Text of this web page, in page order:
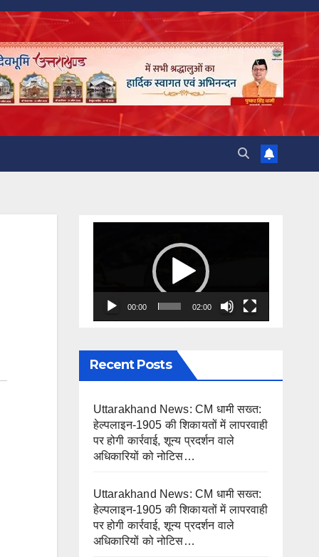
00:00 02:00
Recent Posts
Uttarakhand News: CM धामी सख्त:
हेल्पलाइन-1905 की शिकायतों में लापरवाही
पर होगी कार्रवाई, शून्य प्रदर्शन वाले
अधिकारियों को नोटिस…
Uttarakhand News: CM धामी सख्त:
हेल्पलाइन-1905 की शिकायतों में लापरवाही
पर होगी कार्रवाई, शून्य प्रदर्शन वाले
अधिकारियों को नोटिस…